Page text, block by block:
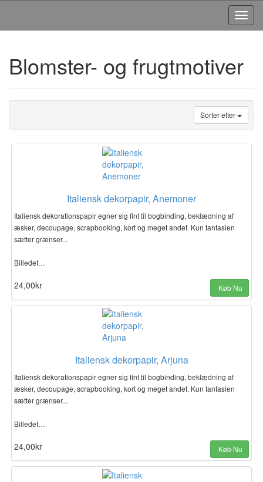
Blomster- og frugtmotiver
Sorter efter
Italiensk dekorpapir, Anemoner
Italiensk dekorationspapir egner sig fint til bogbinding, beklædning af
æsker, decoupage, scrapbooking, kort og meget andet. Kun fantasien
sætter grænser...
Billedet…
24,00kr Køb Nu
Italiensk dekorpapir, Arjuna
Italiensk dekorationspapir egner sig fint til bogbinding, beklædning af
æsker, decoupage, scrapbooking, kort og meget andet. Kun fantasien
sætter grænser...
Billedet…
24,00kr Køb Nu